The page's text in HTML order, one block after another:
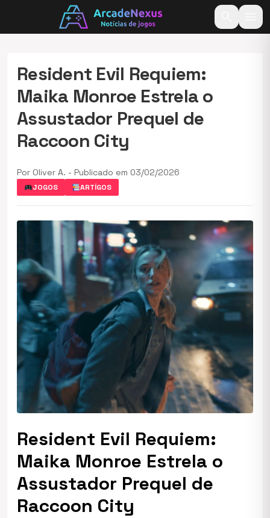
Resident Evil Requiem:
Maika Monroe Estrela o
Assustador Prequel de
Raccoon City
Por Oliver A. - Publicado em 03/02/2026
JOGOS ARTÍGOS
Resident Evil Requiem:
Maika Monroe Estrela o
Assustador Prequel de
Raccoon City